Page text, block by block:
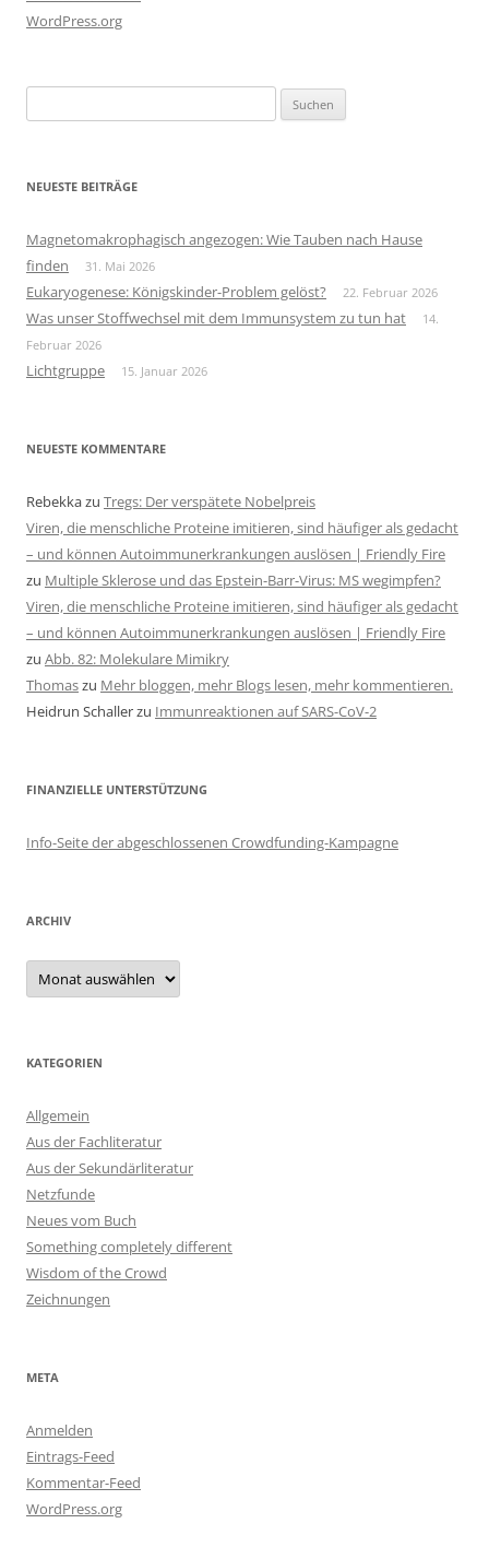
WordPress.org
nach:
NEUESTE BEITRÄGE
Magnetomakrophagisch angezogen: Wie Tauben nach Hause
finden
31. Mai 2026
Eukaryogenese: Königskinder-Problem gelöst? 22. Februar 2026
Was unser Stoffwechsel mit dem Immunsystem zu tun hat
14.
Februar 2026
Lichtgruppe 15. Januar 2026
NEUESTE KOMMENTARE
Rebekkazu Tregs: Der verspätete Nobelpreis
Viren, die menschliche Proteine imitieren, sind häufiger als gedacht
– und können Autoimmunerkrankungen auslösen | Friendly Fire
zu Multiple Sklerose und das Epstein-Barr-Virus: MS wegimpfen?
Viren, die menschliche Proteine imitieren, sind häufiger als gedacht
– und können Autoimmunerkrankungen auslösen | Friendly Fire
zu Abb. 82: Molekulare Mimikry
Thomaszu Mehr bloggen, mehr Blogs lesen, mehr kommentieren.
Heidrun Schallerzu Immunreaktionen auf SARS-CoV-2
FINANZIELLE UNTERSTÜTZUNG
Info-Seite der abgeschlossenen Crowdfunding-Kampagne
ARCHIV
Archiv
KATEGORIEN
Allgemein
Aus der Fachliteratur
Aus der Sekundärliteratur
Netzfunde
Neues vom Buch
Something completely different
Wisdom of the Crowd
Zeichnungen
META
Anmelden
Eintrags-Feed
Kommentar-Feed
WordPress.org